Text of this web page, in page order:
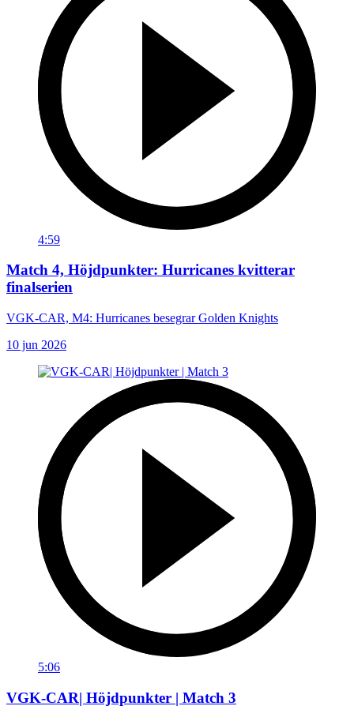
4:59
Match 4, Höjdpunkter: Hurricanes kvitterar
finalserien
VGK-CAR, M4: Hurricanes besegrar Golden Knights
10 jun 2026
5:06
VGK-CAR| Höjdpunkter | Match 3